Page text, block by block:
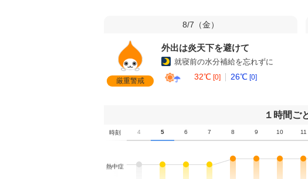
8/7（金）
厳重警戒
外出は炎天下を避けて
就寝前の水分補給を忘れずに
32℃ [0] 26℃ [0]
１時間ご
時刻
3 4 5 6 7 8 9 10 11
熱中症